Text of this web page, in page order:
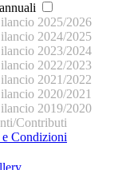
2025/2026
2024/2025
2023/2024
2022/2023
2021/2022
2020/2021
2019/2020
Contributi
Condizioni